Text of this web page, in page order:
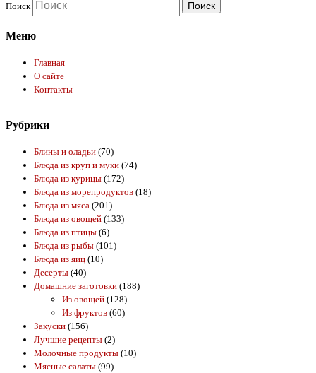
Поиск
Меню
Главная
О сайте
Контакты
Рубрики
Блины и оладьи (70)
Блюда из круп и муки (74)
Блюда из курицы (172)
Блюда из морепродуктов (18)
Блюда из мяса (201)
Блюда из овощей (133)
Блюда из птицы (6)
Блюда из рыбы (101)
Блюда из яиц (10)
Десерты (40)
Домашние заготовки (188)
Из овощей (128)
Из фруктов (60)
Закуски (156)
Лучшие рецепты (2)
Молочные продукты (10)
Мясные салаты (99)